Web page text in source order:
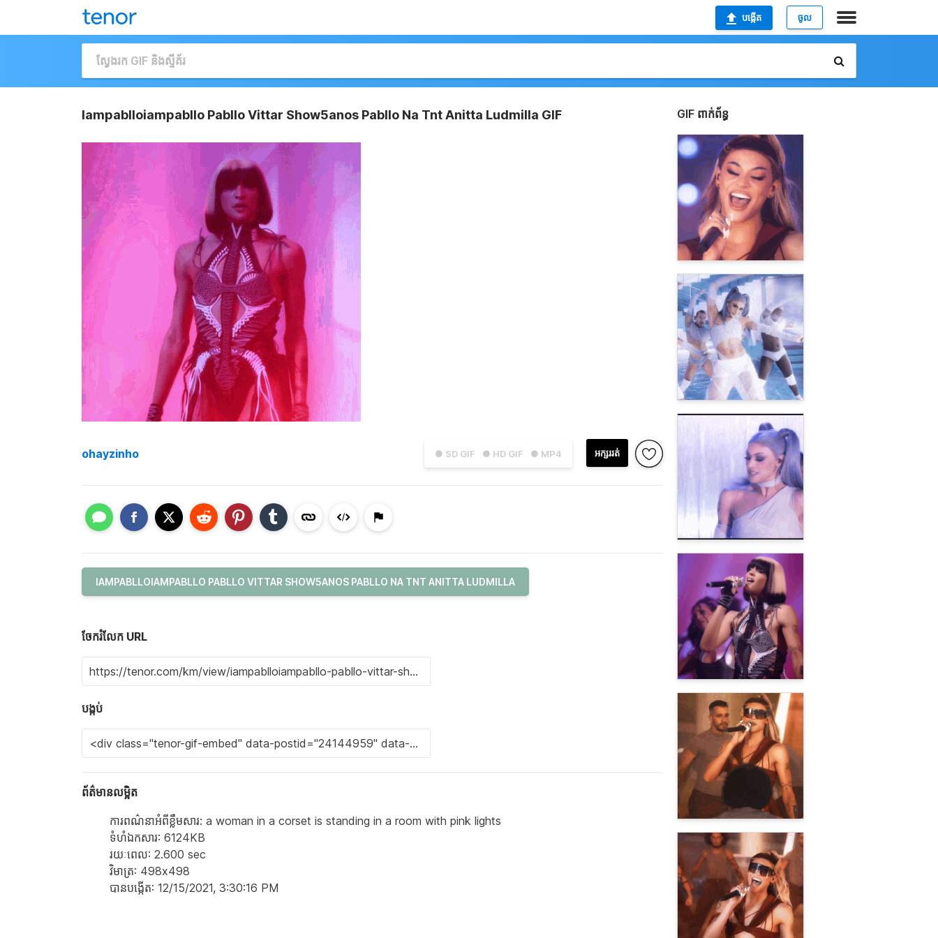
បង្កើត ចូល
Iampablloiampabllo Pabllo Vittar Show5anos Pabllo Na Tnt Anitta Ludmilla GIF
● SD GIF ● HD GIF ● MP4 អក្សររត់
ohayzinho
IAMPABLLOIAMPABLLO PABLLO VITTAR SHOW5ANOS PABLLO NA TNT ANITTA LUDMILLA
ចែករំលែក URL
បង្កប់
ព័ត៌មានលម្អិត
ការពណ៌នាអំពីខ្លឹមសារ: a woman in a corset is standing in a room with pink lights
ទំហំ​ឯកសារ: 6124KB
រយៈពេល: 2.600 sec
វិមាត្រ: 498x498
បាន​បង្កើត: 12/15/2021, 3:30:16 PM
GIF ពាក់ព័ន្ធ